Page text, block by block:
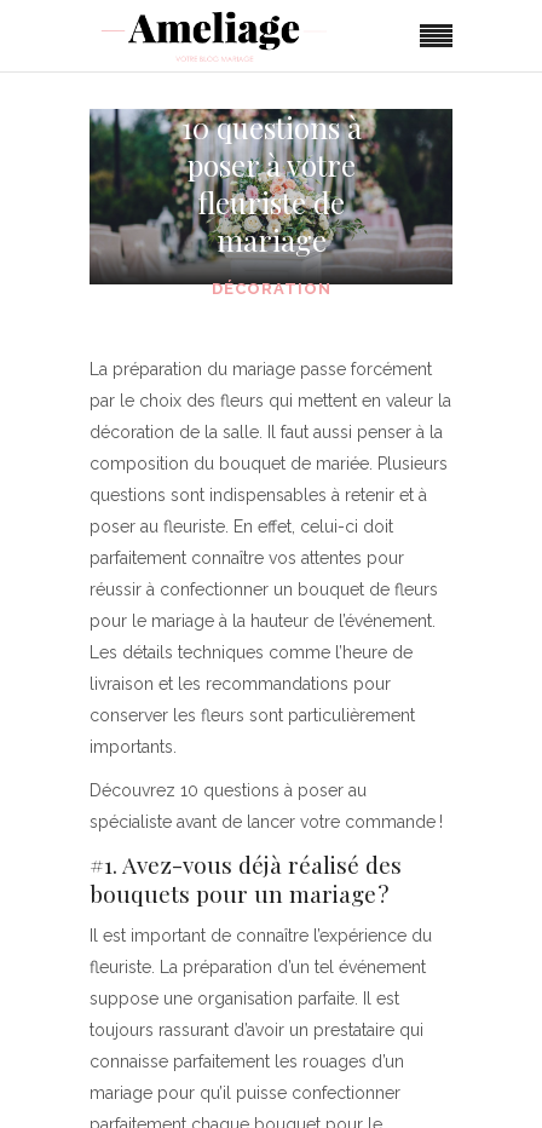
10 questions à
poser à votre
fleuriste de
mariage
DÉCORATION
La préparation du mariage passe forcément
par le choix des fleurs qui mettent en valeur la
décoration de la salle. Il faut aussi penser à la
composition du bouquet de mariée. Plusieurs
questions sont indispensables à retenir et à
poser au fleuriste. En effet, celui-ci doit
parfaitement connaître vos attentes pour
réussir à confectionner un bouquet de fleurs
pour le mariage à la hauteur de l’événement.
Les détails techniques comme l’heure de
livraison et les recommandations pour
conserver les fleurs sont particulièrement
importants.
Découvrez 10 questions à poser au
spécialiste avant de lancer votre commande !
#1. Avez-vous déjà réalisé des
bouquets pour un mariage ?
Il est important de connaître l’expérience du
fleuriste. La préparation d’un tel événement
suppose une organisation parfaite. Il est
toujours rassurant d’avoir un prestataire qui
connaisse parfaitement les rouages d’un
mariage pour qu’il puisse confectionner